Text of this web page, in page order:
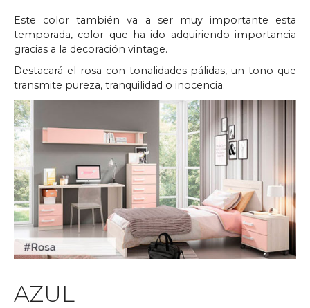
Este color también va a ser muy importante esta
temporada, color que ha ido adquiriendo importancia
gracias a la decoración vintage.
Destacará el rosa con tonalidades pálidas, un tono que
transmite pureza, tranquilidad o inocencia.
AZUL